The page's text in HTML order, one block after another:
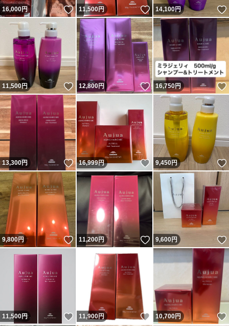
16,000円 いいね！
11,500円 いいね！
14,100円
11,500円 いいね！
12,800円 いいね！
16,750円
13,300円 いいね！
16,999円 いいね！
9,450円
9,800円 いいね！
11,200円 いいね！
9,600円
11,500円 いいね！
11,900円 いいね！
10,700円